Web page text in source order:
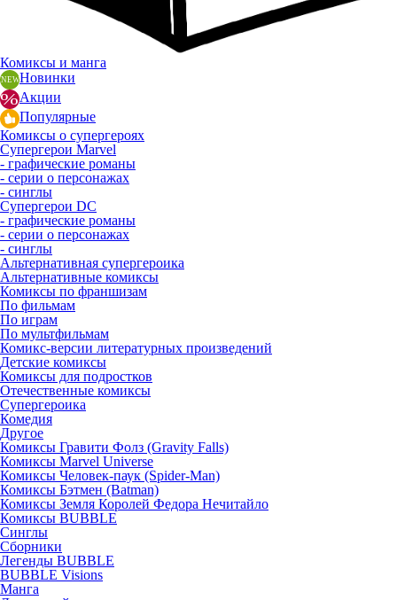
Комиксы и манга
Новинки
Акции
Популярные
Комиксы о супергероях
Супергерои Marvel
- графические романы
- серии о персонажах
- синглы
Супергерои DC
- графические романы
- серии о персонажах
- синглы
Альтернативная супергероика
Альтернативные комиксы
Комиксы по франшизам
По фильмам
По играм
По мультфильмам
Комикс-версии литературных произведений
Детские комиксы
Комиксы для подростков
Отечественные комиксы
Супергероика
Комедия
Другое
Комиксы Гравити Фолз (Gravity Falls)
Комиксы Marvel Universe
Комиксы Человек-паук (Spider-Man)
Комиксы Бэтмен (Batman)
Комиксы Земля Королей Федора Нечитайло
Комиксы BUBBLE
Синглы
Сборники
Легенды BUBBLE
BUBBLE Visions
Манга